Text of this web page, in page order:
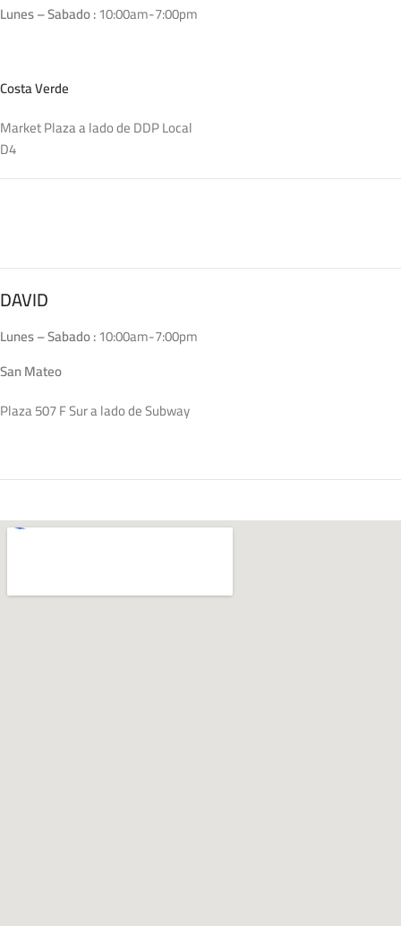
Lunes – Sabado :10:00am-7:00pm
Costa Verde
Market Plaza a lado de DDP Local
D4
DAVID
Lunes – Sabado :10:00am-7:00pm
San Mateo
Plaza 507 F Sur a lado de Subway